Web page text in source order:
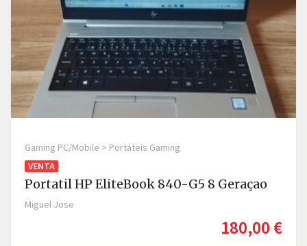
Gaming PC/Mobile > Portáteis Gaming
VENTA
Portatil HP EliteBook 840-G5 8 Geraçao
Miguel Jose
180,00 €